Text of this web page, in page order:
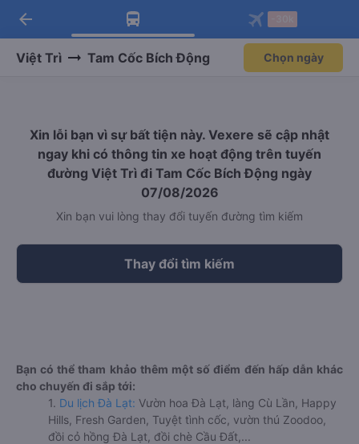
Tải app Vexere ngay!
Nhận ưu đãi thành viên độc
Mở app
Tải app Vexere
-30k/ghế khi đặt vé máy bay qua
Mở app
arrow_back
Việt Trì Tam Cốc Bích Động Chọn ngày
Xin lỗi bạn vì sự bất tiện này. Vexere sẽ cập nhật
ngay khi có thông tin xe hoạt động trên tuyến
đường Việt Trì đi Tam Cốc Bích Động ngày
07/08/2026
Xin bạn vui lòng thay đổi tuyến đường tìm kiếm
Thay đổi tìm kiếm
Bạn có thể tham khảo thêm một số điểm đến hấp dẫn khác
cho chuyến đi sắp tới:
1. Du lịch Đà Lạt: Vườn hoa Đà Lạt, làng Cù Lần, Happy
Hills, Fresh Garden, Tuyệt tình cốc, vườn thú Zoodoo,
đồi cỏ hồng Đà Lạt, đồi chè Cầu Đất,...